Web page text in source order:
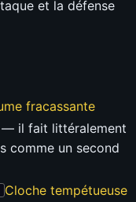
et la défense
fracassante
— il fait littéralement
comme un second
Cloche tempétueuse